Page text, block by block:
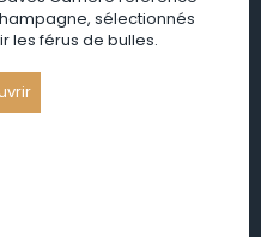
sélectionnés
les férus de bulles.